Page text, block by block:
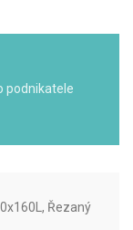
podnikatele
Řezaný